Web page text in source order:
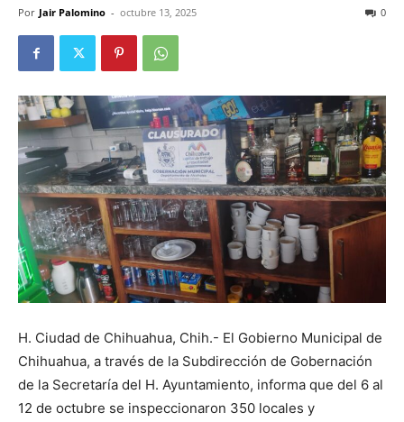
Por Jair Palomino - octubre 13, 2025 0
H. Ciudad de Chihuahua, Chih.- El Gobierno Municipal de
Chihuahua, a través de la Subdirección de Gobernación
de la Secretaría del H. Ayuntamiento, informa que del 6 al
12 de octubre se inspeccionaron 350 locales y